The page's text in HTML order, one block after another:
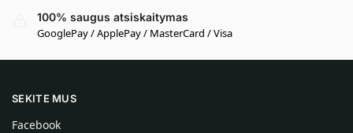
100% saugus atsiskaitymas
GooglePay / ApplePay / MasterCard / Visa
SEKITE MUS
Facebook